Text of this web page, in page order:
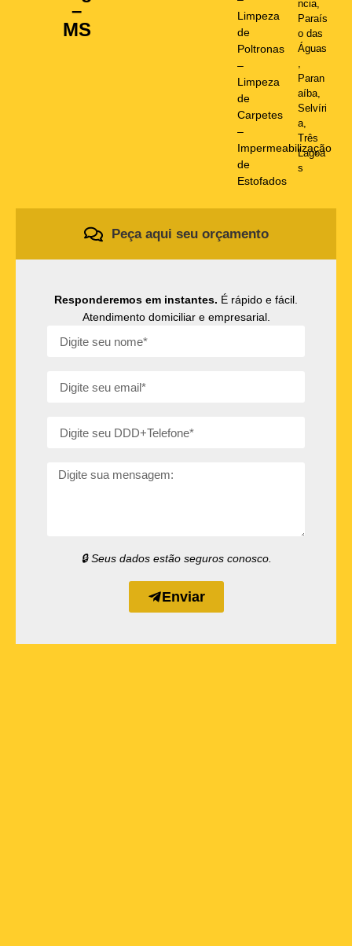
–
MS
Limpeza
de
Poltronas
–
Limpeza
de
Carpetes
–
Impermeabilização
de
Estofados
ncia,
Paraís
o das
Águas
,
Paran
aíba,
Selvíri
a,
Três
Lagoa
s
Peça aqui seu orçamento
Responderemos em instantes. É rápido e fácil.
Atendimento domiciliar e empresarial.
🔒 Seus dados estão seguros conosco.
Enviar